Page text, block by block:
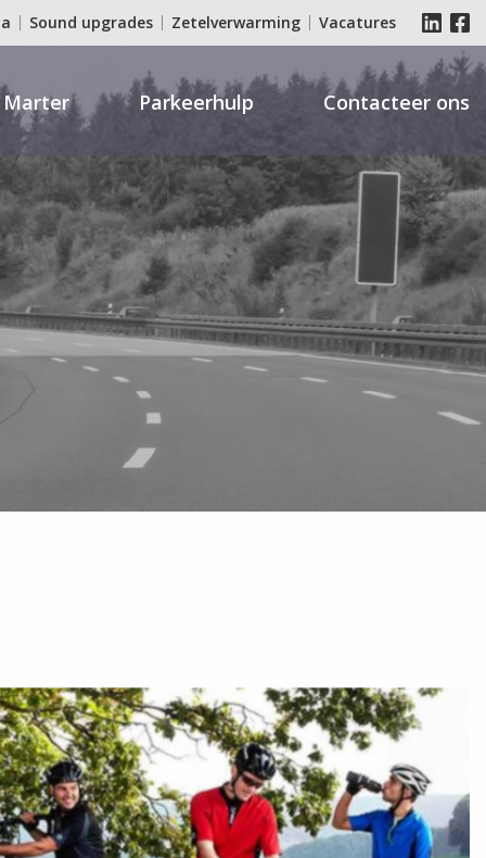
Sound upgrades Zetelverwarming Vacatures
Parkeerhulp Contacteer ons